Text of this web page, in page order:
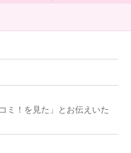
ミ！を見た」とお伝えいた